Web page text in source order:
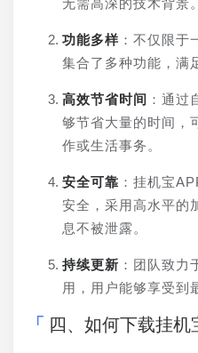
无需高深的技术背景。
功能多样 ：不仅限于
集合了多种功能，满
高效节省时间 ：通过
够节省大量的时间，
作或生活事务。
安全可靠 ：挂机宝
安全，采用高水平的
息不被泄露。
持续更新 ：团队致力
用，用户能够享受到
四、如何下载挂机